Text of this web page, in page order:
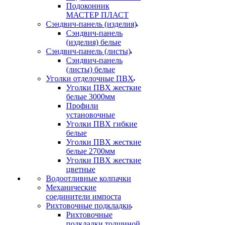
Подоконник
МАСТЕР ПЛАСТ
Сэндвич-панель (изделия)
Сэндвич-панель
(изделия) белые
Сэндвич-панель (листы)
Сэндвич-панель
(листы) белые
Уголки отделочные ПВХ
Уголки ПВХ жесткие
белые 3000мм
Профили
установочные
Уголки ПВХ гибкие
белые
Уголки ПВХ жесткие
белые 2700мм
Уголки ПВХ жесткие
цветные
Водоотливные колпачки
Механические
соединители импоста
Рихтовочные подкладки
Рихтовочные